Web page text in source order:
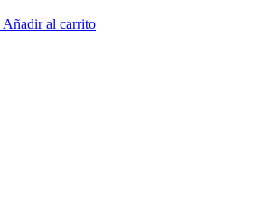
Añadir al carrito